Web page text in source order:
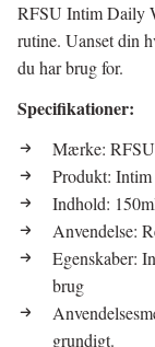
RFSU Intim Daily
rutine. Uanset din
du har brug for.
Specifikationer:
Mærke: RFSU
Produkt:
Indhold:
Anvendelse:
Egenskaber:
brug
grundigt.